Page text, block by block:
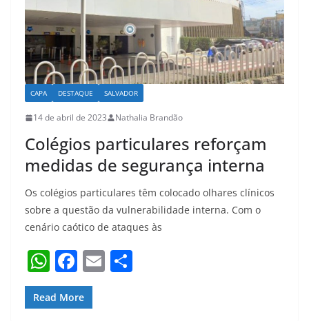
CAPA DESTAQUE SALVADOR
14 de abril de 2023 Nathalia Brandão
Colégios particulares reforçam
medidas de segurança interna
Os colégios particulares têm colocado olhares clínicos
sobre a questão da vulnerabilidade interna. Com o
cenário caótico de ataques às
W
h
at
F
a
c
E
Read More